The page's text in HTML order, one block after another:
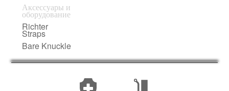
Аксессуары и
оборудование
Richter
Straps
Bare Knuckle